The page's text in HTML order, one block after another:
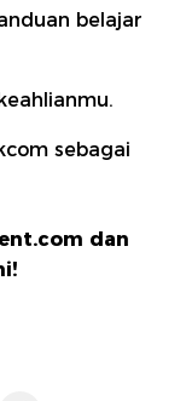
belajar
sebagai
dan